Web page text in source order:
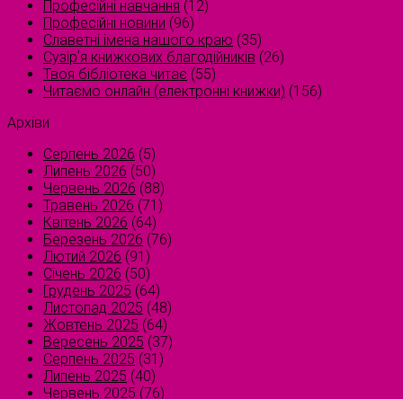
Професійні навчання (12)
Професійні новини (96)
Славетні імена нашого краю (35)
Сузірʼя книжкових благодійників (26)
Твоя бібліотека читає (55)
Читаємо онлайн (електронні книжки) (156)
Архіви
Серпень 2026 (5)
Липень 2026 (50)
Червень 2026 (88)
Травень 2026 (71)
Квітень 2026 (64)
Березень 2026 (76)
Лютий 2026 (91)
Січень 2026 (50)
Грудень 2025 (64)
Листопад 2025 (48)
Жовтень 2025 (64)
Вересень 2025 (37)
Серпень 2025 (31)
Липень 2025 (40)
Червень 2025 (76)